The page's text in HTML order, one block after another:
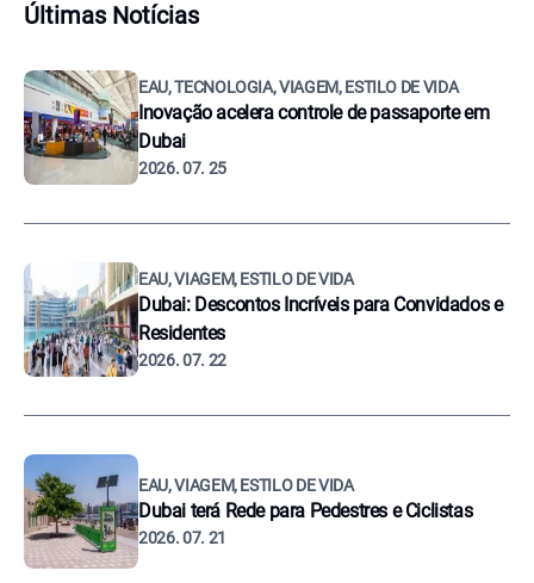
Últimas Notícias
EAU, TECNOLOGIA, VIAGEM, ESTILO DE VIDA
Inovação acelera controle de passaporte em
Dubai
2026. 07. 25
EAU, VIAGEM, ESTILO DE VIDA
Dubai: Descontos Incríveis para Convidados e
Residentes
2026. 07. 22
EAU, VIAGEM, ESTILO DE VIDA
Dubai terá Rede para Pedestres e Ciclistas
2026. 07. 21